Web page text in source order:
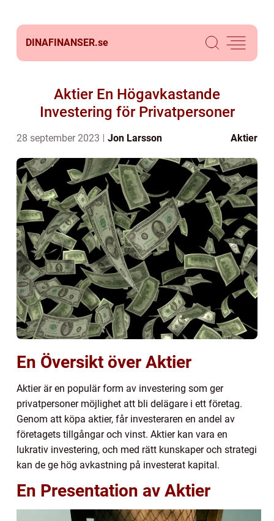
DINAFINANSER.se
Aktier En Högavkastande
Investering för Privatpersoner
28 september 2023 Jon Larsson Aktier
En Översikt över Aktier
Aktier är en populär form av investering som ger
privatpersoner möjlighet att bli delägare i ett företag.
Genom att köpa aktier, får investeraren en andel av
företagets tillgångar och vinst. Aktier kan vara en
lukrativ investering, och med rätt kunskaper och strategi
kan de ge hög avkastning på investerat kapital.
En Presentation av Aktier